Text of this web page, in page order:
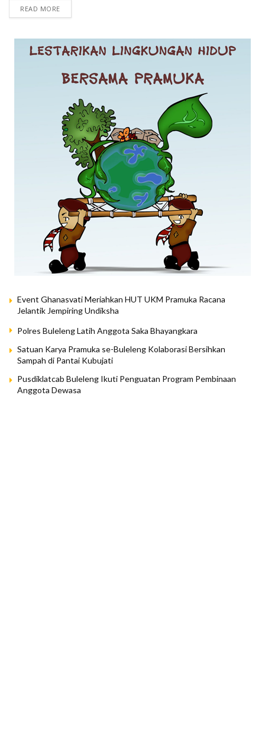
READ MORE
Event Ghanasvati Meriahkan HUT UKM Pramuka Racana
Jelantik Jempiring Undiksha
Polres Buleleng Latih Anggota Saka Bhayangkara
Satuan Karya Pramuka se-Buleleng Kolaborasi Bersihkan
Sampah di Pantai Kubujati
Pusdiklatcab Buleleng Ikuti Penguatan Program Pembinaan
Anggota Dewasa